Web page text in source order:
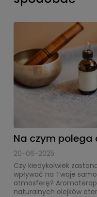
Na czym
20-06-2025
Czy kiedykolwiek
wpływać na Twoje
atmosferę?
naturalnych olejków